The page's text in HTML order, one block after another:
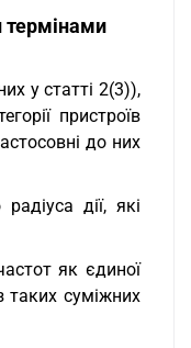
термінами
у статті 2(3)),
пристроїв
до них
дії, які
як єдиної
таких суміжних